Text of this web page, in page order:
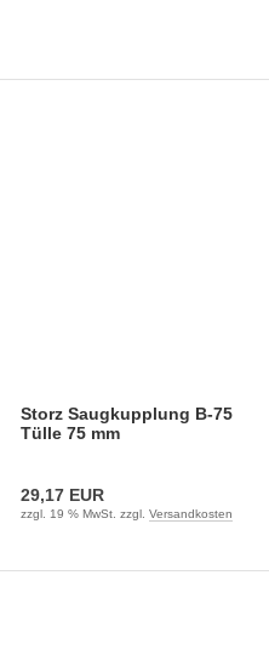
Storz Saugkupplung B-75
Tülle 75 mm
29,17 EUR
zzgl. 19 % MwSt. zzgl. Versandkosten